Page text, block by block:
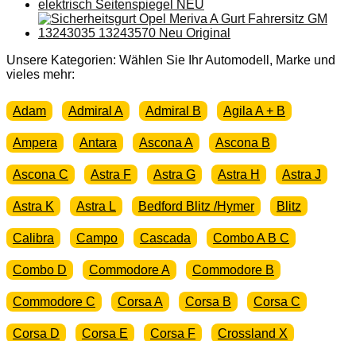
Unsere Kategorien: Wählen Sie Ihr Automodell, Marke und
vieles mehr:
Adam Admiral A Admiral B Agila A + B
Ampera Antara Ascona A Ascona B
Ascona C Astra F Astra G Astra H Astra J
Astra K Astra L Bedford Blitz /Hymer Blitz
Calibra Campo Cascada Combo A B C
Combo D Commodore A Commodore B
Commodore C Corsa A Corsa B Corsa C
Corsa D Corsa E Corsa F Crossland X